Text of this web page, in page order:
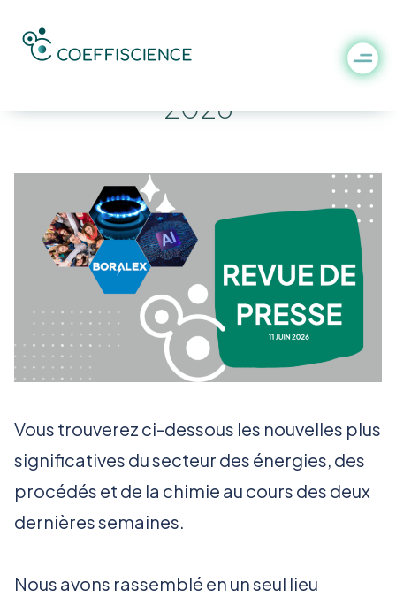
La revue de presse du 11 juin
2026
Vous trouverez ci-dessous les nouvelles plus
significatives du secteur des énergies, des
procédés et de la chimie au cours des deux
dernières semaines.
Nous avons rassemblé en un seul lieu